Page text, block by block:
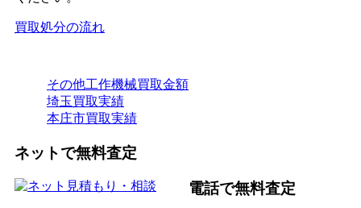
買取処分の流れ
その他工作機械買取金額
埼玉買取実績
本庄市買取実績
ネットで無料査定
電話で無料査定